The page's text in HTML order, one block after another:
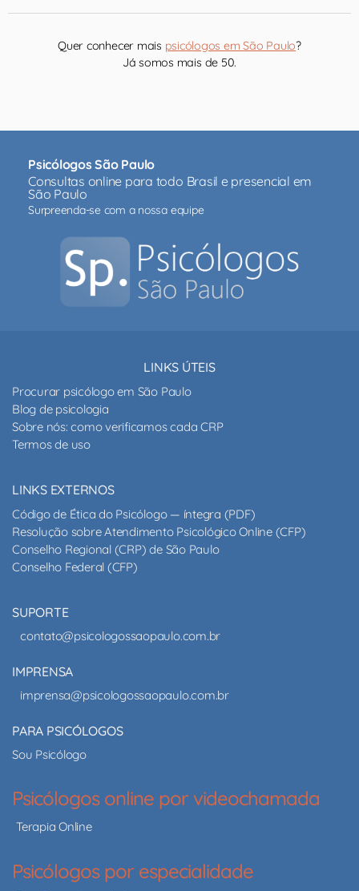
Quer conhecer mais psicólogos em São Paulo?
Já somos mais de 50.
Psicólogos São Paulo
Consultas online para todo Brasil e presencial em
São Paulo
Surpreenda-se com a nossa equipe
LINKS ÚTEIS
Procurar psicólogo em São Paulo
Blog de psicologia
Sobre nós: como verificamos cada CRP
Termos de uso
LINKS EXTERNOS
Código de Ética do Psicólogo — íntegra (PDF)
Resolução sobre Atendimento Psicológico Online (CFP)
Conselho Regional (CRP) de São Paulo
Conselho Federal (CFP)
SUPORTE
contato@psicologossaopaulo.com.br
IMPRENSA
imprensa@psicologossaopaulo.com.br
PARA PSICÓLOGOS
Sou Psicólogo
Psicólogos online por videochamada
Terapia Online
Psicólogos por especialidade